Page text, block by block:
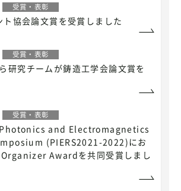
受賞・表彰
協会論文賞を受賞しました
受賞・表彰
研究チームが鋳造工学会論文賞を
受賞・表彰
Photonics and Electromagnetics
(PIERS2021-2022)にお
Awardを共同受賞しまし